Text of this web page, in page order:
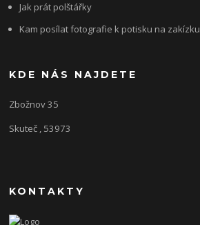
Jak prát polštářky
Kam posílat fotografie k potisku na zakízku
KDE NÁS NAJDETE
Zbožnov 35
Skuteč , 53973
KONTAKTY